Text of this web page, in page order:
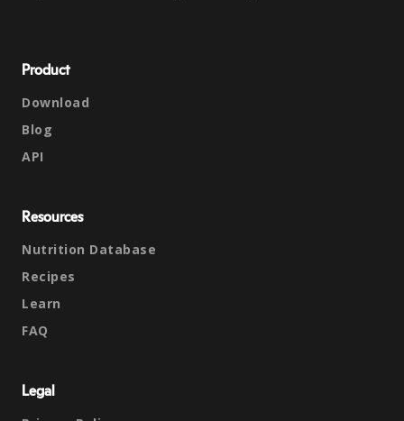
Product
Download
Blog
API
Resources
Nutrition Database
Recipes
Learn
FAQ
Legal